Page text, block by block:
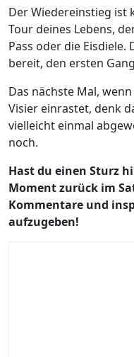
Der Wiedereinstieg ist
Tour deines Lebens,
Pass oder die Eisdiele.
bereit, den ersten
Das nächste Mal,
Visier einrastet, denk
vielleicht einmal
noch.
Hast du einen Sturz
Moment zurück im
Kommentare und
aufzugeben!